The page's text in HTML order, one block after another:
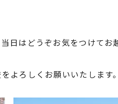
日はどうぞお気をつけてお
よろしくお願いいたします。